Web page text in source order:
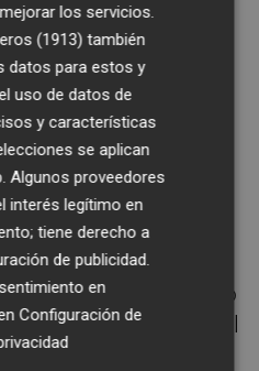
farmacéutico
parte de la junta
etapas desde 1998.
campaña en
con la
y la mejora de la
"La masa
que quería un
confiado en nuestra
para llevarlo
nuevo presidente del
los servicios.
(1913) también
datos para estos y
uso de datos de
y características
se aplican
Algunos proveedores
interés legítimo en
tiene derecho a
de publicidad
en
Configuración de